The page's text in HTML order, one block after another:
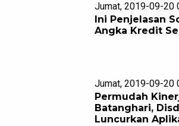
Jumat, 2019-09-20
Ini Penjelasan
Angka Kredit
Jumat, 2019-09-20
Permudah
Batanghari,
Luncurkan